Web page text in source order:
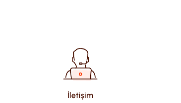
İletişim